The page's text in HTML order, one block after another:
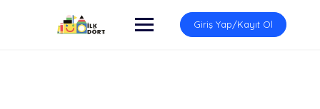
Giriş Yap/Kayıt Ol